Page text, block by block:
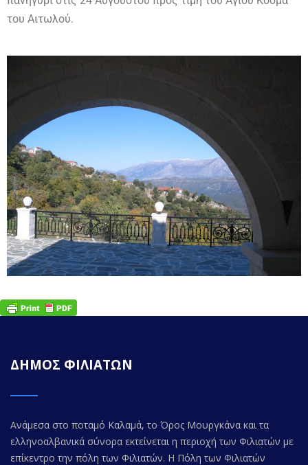
του Αιτωλού.
ΔΗΜΟΣ ΦΙΛΙΑΤΩΝ
Ανάμεσα στο ποταμό Καλαμά, το Όρος Μουργκάνα και τα
ελληνοαλβανικά σύνορα εκτείνεται η περιοχή των Φιλιατών με
επίκεντρο την πόλη των Φιλιατών. Η Πόλη των Φιλιατών